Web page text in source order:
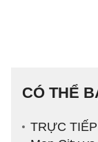
CÓ THỂ
TRỰC